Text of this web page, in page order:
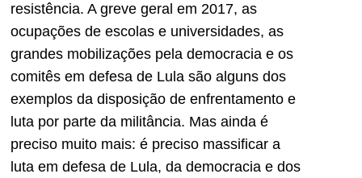
resistência. A greve geral em 2017, as
ocupações de escolas e universidades, as
grandes mobilizações pela democracia e os
comitês em defesa de Lula são alguns dos
exemplos da disposição de enfrentamento e
luta por parte da militância. Mas ainda é
preciso muito mais: é preciso massificar a
luta em defesa de Lula, da democracia e dos